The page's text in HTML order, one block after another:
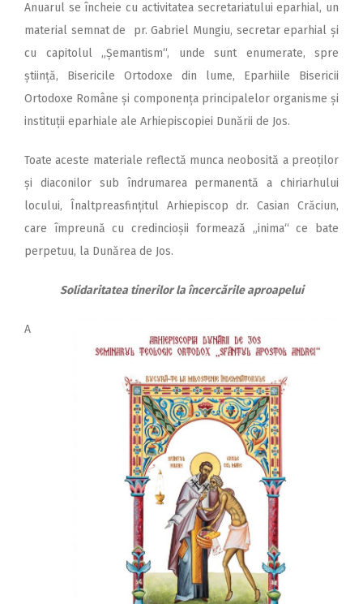
Anuarul se încheie cu activitatea secretariatului eparhial, un
material semnat de pr. Gabriel Mungiu, secretar eparhial și
cu capitolul „Șemantism“, unde sunt enumerate, spre
știință, Bisericile Ortodoxe din lume, Eparhiile Bisericii
Ortodoxe Române și componența principalelor organisme și
instituții eparhiale ale Arhiepiscopiei Dunării de Jos.
Toate aceste materiale reflectă munca neobosită a preoților
și diaconilor sub îndrumarea permanentă a chiriarhului
locului, Înaltpreasfințitul Arhiepiscop dr. Casian Crăciun,
care împreună cu credincioșii formează „inima“ ce bate
perpetuu, la Dunărea de Jos.
Solidaritatea tinerilor la încercările aproapelui
A